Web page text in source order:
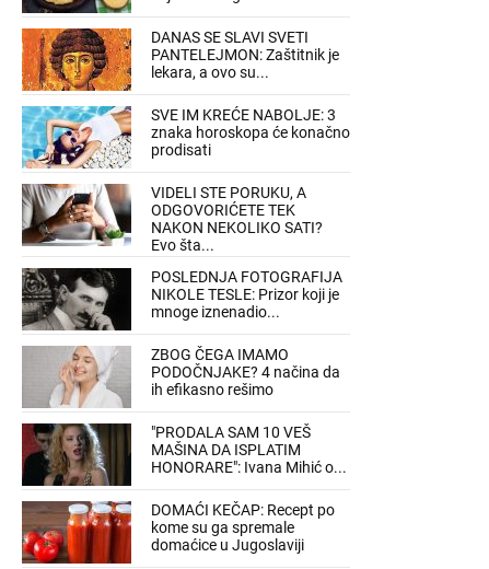
DANAS SE SLAVI SVETI
PANTELEJMON: Zaštitnik je
lekara, a ovo su...
SVE IM KREĆE NABOLJE: 3
znaka horoskopa će konačno
prodisati
VIDELI STE PORUKU, A
ODGOVORIĆETE TEK
NAKON NEKOLIKO SATI?
Evo šta...
POSLEDNJA FOTOGRAFIJA
NIKOLE TESLE: Prizor koji je
mnoge iznenadio...
ZBOG ČEGA IMAMO
PODOČNJAKE? 4 načina da
ih efikasno rešimo
"PRODALA SAM 10 VEŠ
MAŠINA DA ISPLATIM
HONORARE": Ivana Mihić o...
DOMAĆI KEČAP: Recept po
kome su ga spremale
domaćice u Jugoslaviji